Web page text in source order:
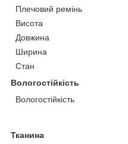
Плечовий ремінь
Висота
Довжина
Ширина
Стан
Вологостійкість
Вологостійкість
Тканина